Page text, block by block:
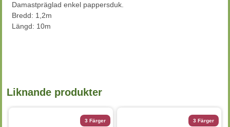
Damastpräglad enkel pappersduk.
Bredd: 1,2m
Längd: 10m
Liknande produkter
3 Färger 3 Färger